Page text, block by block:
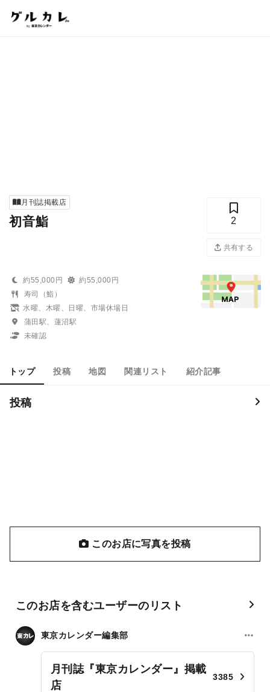
月刊誌掲載店
初音鮨 2
共有する
約55,000円
約55,000円
寿司（鮨）
水曜、木曜、日曜、市場休場日
蒲田駅、蓮沼駅
未確認
トップ 投稿 地図 関連リスト 紹介記事
投稿
このお店に写真を投稿
このお店を含むユーザーのリスト
東京カレンダー編集部
月刊誌『東京カレンダー』掲載
店
3385